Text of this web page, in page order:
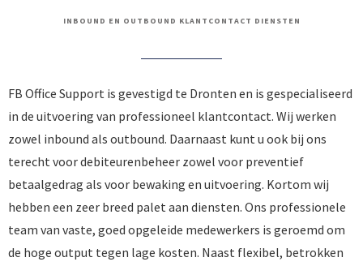
INBOUND EN OUTBOUND KLANTCONTACT DIENSTEN
FB Office Support is gevestigd te Dronten en is gespecialiseerd
in de uitvoering van professioneel klantcontact. Wij werken
zowel inbound als outbound. Daarnaast kunt u ook bij ons
terecht voor debiteurenbeheer zowel voor preventief
betaalgedrag als voor bewaking en uitvoering. Kortom wij
hebben een zeer breed palet aan diensten. Ons professionele
team van vaste, goed opgeleide medewerkers is geroemd om
de hoge output tegen lage kosten. Naast flexibel, betrokken